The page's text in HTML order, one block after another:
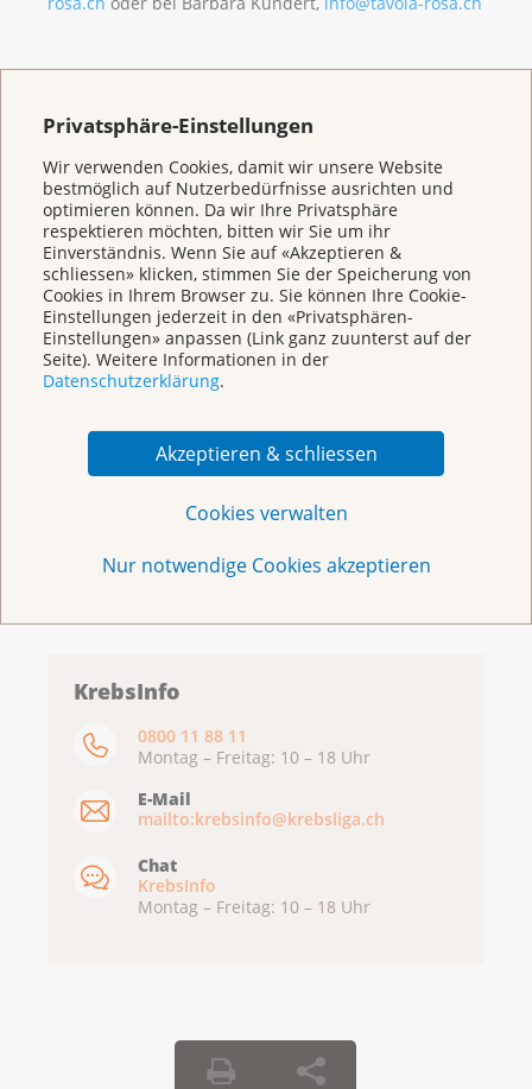
Privatsphäre-Einstellungen
Wir verwenden Cookies, damit wir unsere Website
bestmöglich auf Nutzerbedürfnisse ausrichten und
optimieren können. Da wir Ihre Privatsphäre
respektieren möchten, bitten wir Sie um ihr
Einverständnis. Wenn Sie auf «Akzeptieren &
schliessen» klicken, stimmen Sie der Speicherung von
Cookies in Ihrem Browser zu. Sie können Ihre Cookie-
Einstellungen jederzeit in den «Privatsphären-
Einstellungen» anpassen (Link ganz zuunterst auf der
Seite). Weitere Informationen in der
Datenschutzerklärung.
Akzeptieren & schliessen
Cookies verwalten
Nur notwendige Cookies akzeptieren
Zurück zur Übersicht
Welcome to the
Cancer League
Basel
Broschüren/Shop
KrebsInfo
0800 11 88 11
Montag – Freitag: 10 – 18 Uhr
E-Mail
mailto:krebsinfo@krebsliga.ch
Chat
KrebsInfo
Montag – Freitag: 10 – 18 Uhr